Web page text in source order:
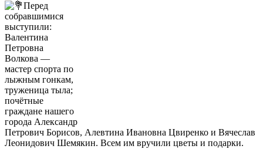
Перед
собравшимися
выступили:
Валентина
Петровна
Волкова —
мастер спорта по
лыжным гонкам,
труженица тыла;
почётные
граждане нашего
города Александр
Петрович Борисов, Алевтина Ивановна Цвиренко и Вячеслав
Леонидович Шемякин. Всем им вручили цветы и подарки.